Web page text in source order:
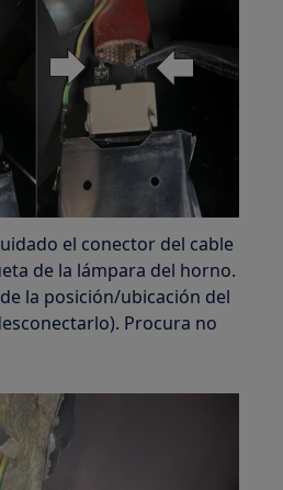
el conector del cable
de la lámpara del horno.
la posición/ubicación del
Procura no